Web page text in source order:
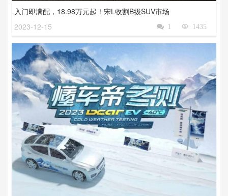
入门即满配，18.98万元起！宋L收割B级SUV市场
2023-12-15
1435

1
